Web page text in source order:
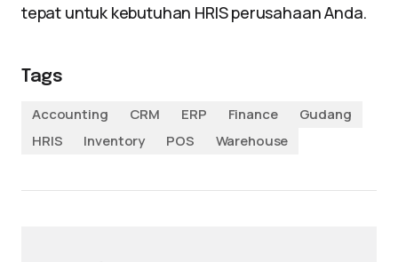
tepat untuk kebutuhan HRIS perusahaan Anda.
Tags
Accounting
CRM ERP Finance
Gudang
HRIS
Inventory POS Warehouse